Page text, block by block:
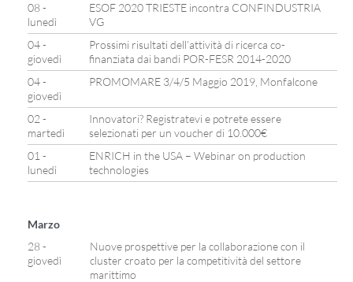
08 -
lunedì
ESOF 2020 TRIESTE incontra CONFINDUSTRIA
VG
04 -
giovedì
Prossimi risultati dell’attività di ricerca co-
finanziata dai bandi POR-FESR 2014-2020
04 -
giovedì
PROMOMARE 3/4/5 Maggio 2019, Monfalcone
02 -
martedì
Innovatori? Registratevi e potrete essere
selezionati per un voucher di 10.000€
01 -
lunedì
ENRICH in the USA – Webinar on production
technologies
Marzo
28 -
giovedì
Nuove prospettive per la collaborazione con il
cluster croato per la competitività del settore
marittimo